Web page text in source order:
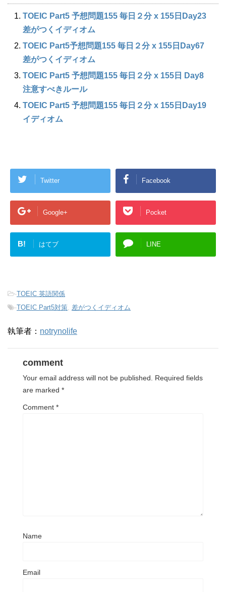
TOEIC Part5 予想問題155 毎日２分 x 155日Day23
差がつくイディオム
TOEIC Part5予想問題155 毎日２分 x 155日Day67
差がつくイディオム
TOEIC Part5 予想問題155 毎日２分 x 155日 Day8
注意すべきルール
TOEIC Part5 予想問題155 毎日２分 x 155日Day19
イディオム
Twitter Facebook
Google+ Pocket
B! はてブ LINE
-TOEIC 英語関係
-TOEIC Part5対策 差がつくイディオム
執筆者： notrynolife
comment
Your email address will not be published.
Required fields
are marked *
Comment *
Name
Email